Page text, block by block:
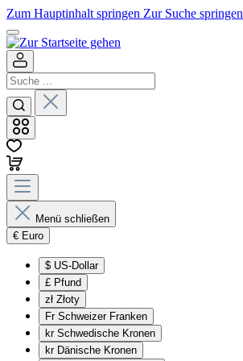
Zum Hauptinhalt springen Zur Suche springen
Menü schließen
€ Euro
$ US-Dollar
£ Pfund
zł Złoty
Fr Schweizer Franken
kr Schwedische Kronen
kr Dänische Kronen